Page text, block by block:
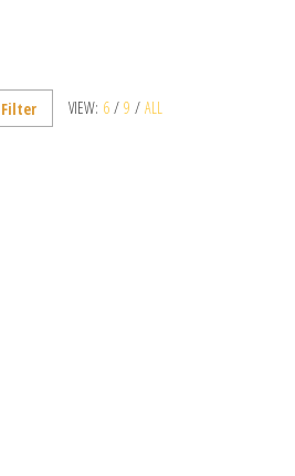
VIEW: 6 / 9 / ALL
Filter